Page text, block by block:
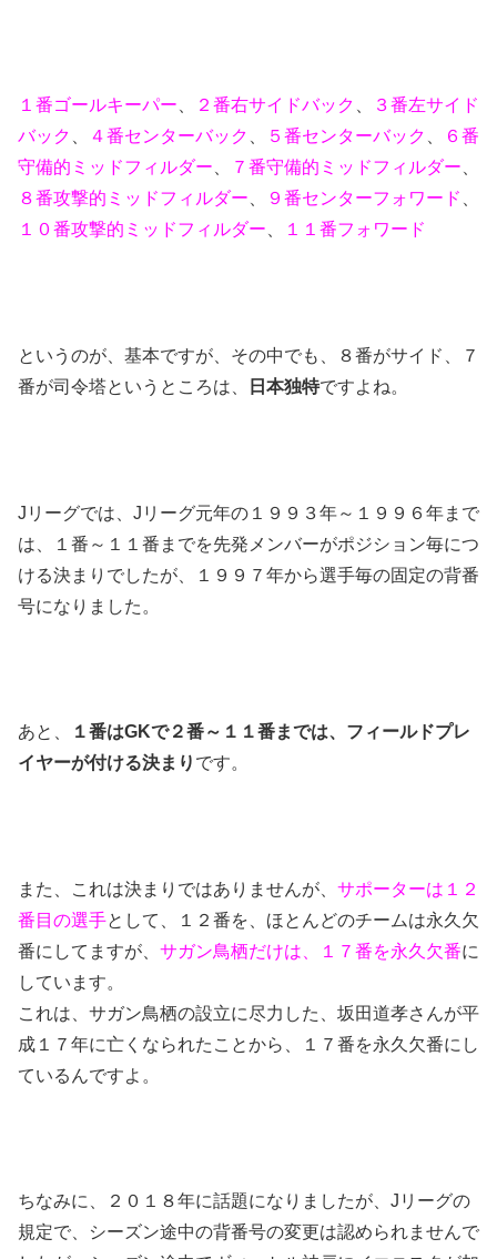
１番ゴールキーパー、 ２番右サイドバック 、
３番左サイド
バック 、 ４番センターバック 、 ５番センターバック 、
６番
守備的ミッドフィルダー、 ７番守備的ミッドフィルダー、
８番攻撃的ミッドフィルダー、 ９番センターフォワード 、
１０番攻撃的ミッドフィルダー、 １１番フォワード
というのが、基本ですが、その中でも、８番がサイド、７
番が司令塔というところは、
日本独特ですよね。
Jリーグでは、Jリーグ元年の１９９３年～１９９６年まで
は、１番～１１番までを先発メンバーがポジション毎につ
ける決まりでしたが、１９９７年から選手毎の固定の背番
号になりました。
あと、
１番はGKで２番～１１番までは、フィールドプレ
イヤーが付ける決まり です。
また、これは決まりではありませんが、 サポーターは１２
番目の選手として、１２番を、ほとんどのチームは永久欠
番にしてますが、 サガン鳥栖だけは、１７番を永久欠番に
しています。
これは、サガン鳥栖の設立に尽力した、坂田道孝さんが平
成１７年に亡くなられたことから、１７番を永久欠番にし
ているんですよ。
ちなみに、２０１８年に話題になりましたが、Jリーグの
規定で、シーズン途中の背番号の変更は認められませんで